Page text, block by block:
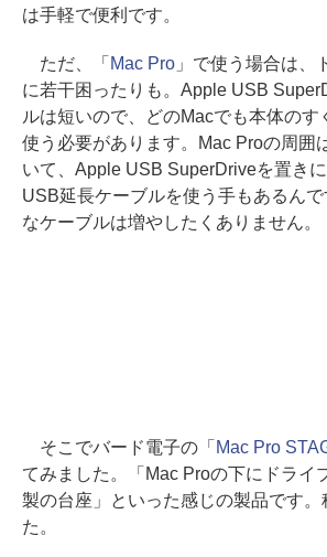
は手軽で便利です。
ただ、「 Mac Pro」で使う場合は、
に若干困ったりも。Apple USB
ルは短いので、どのMacでも本体のす
使う必要があります。Mac Proの周囲
いて、Apple USB SuperDriveを置きに
USB延長ケーブルを使う手もあるん
なケーブルは増やしたくありません。
そこでバード電子の「 Mac Pro
てみました。「Mac Proの下にドライ
製の台座」といった感じの製品です。
た。